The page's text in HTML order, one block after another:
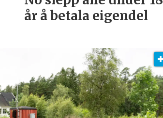
år å betala eigendel